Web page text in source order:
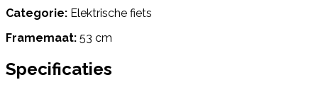
Categorie: Elektrische fiets
Framemaat: 53 cm
Specificaties